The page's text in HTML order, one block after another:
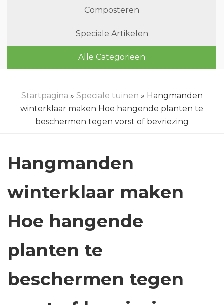
Composteren
Speciale Artikelen
Alle Categorieën
Startpagina » Speciale tuinen » Hangmanden
winterklaar maken Hoe hangende planten te
beschermen tegen vorst of bevriezing
Hangmanden
winterklaar maken
Hoe hangende
planten te
beschermen tegen